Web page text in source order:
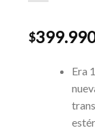
$
Era